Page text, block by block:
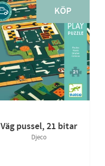
Väg pussel, 21 bitar
Djeco
KÖP